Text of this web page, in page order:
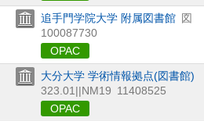
追手門学院大学 附属図書館 図
100087730
OPAC
大分大学 学術情報拠点(図書館)
323.01||NM19 11408525
OPAC